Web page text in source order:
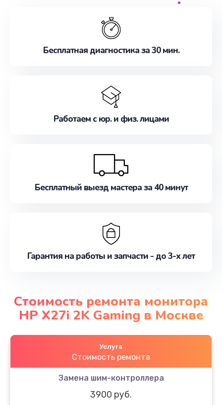
обслуживание, удовлетворяя их потребности
наилучшим образом. Не медлите записаться на
Бесплатная диагностика за 30 мин.
Работаем с юр. и физ. лицами
Бесплатный выезд мастера за 40 минут
Гарантия на работы и запчасти - до 3-х лет
Стоимость ремонта монитора
HP X27i 2K Gaming в Москве
Услуга
Стоимость ремонта
Замена шим-контроллера
3900 руб.